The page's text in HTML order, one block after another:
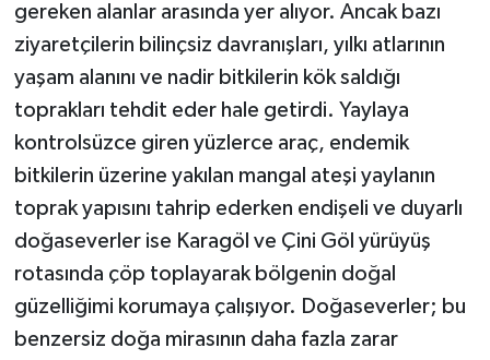
gereken alanlar arasında yer alıyor. Ancak bazı
ziyaretçilerin bilinçsiz davranışları, yılkı atlarının
yaşam alanını ve nadir bitkilerin kök saldığı
toprakları tehdit eder hale getirdi. Yaylaya
kontrolsüzce giren yüzlerce araç, endemik
bitkilerin üzerine yakılan mangal ateşi yaylanın
toprak yapısını tahrip ederken endişeli ve duyarlı
doğaseverler ise Karagöl ve Çini Göl yürüyüş
rotasında çöp toplayarak bölgenin doğal
güzelliğimi korumaya çalışıyor. Doğaseverler; bu
benzersiz doğa mirasının daha fazla zarar